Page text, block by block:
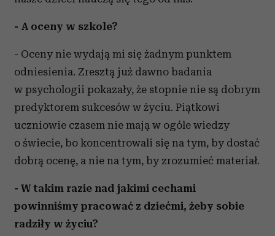
- A oceny w szkole?
- Oceny nie wydają mi się żadnym punktem
odniesienia. Zresztą już dawno badania
w psychologii pokazały, że stopnie nie są dobrym
predyktorem sukcesów w życiu. Piątkowi
uczniowie czasem nie mają w ogóle wiedzy
o świecie, bo koncentrowali się na tym, by dostać
dobrą ocenę, a nie na tym, by zrozumieć materiał.
- W takim razie nad jakimi cechami
powinniśmy pracować z dziećmi, żeby sobie
radziły w życiu?